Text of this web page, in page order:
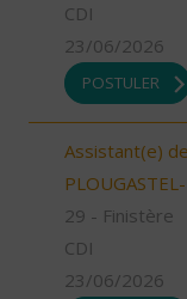
CDI
23/06/2026
POSTULER
Assistant(e)
29 - Finistère
CDI
23/06/2026